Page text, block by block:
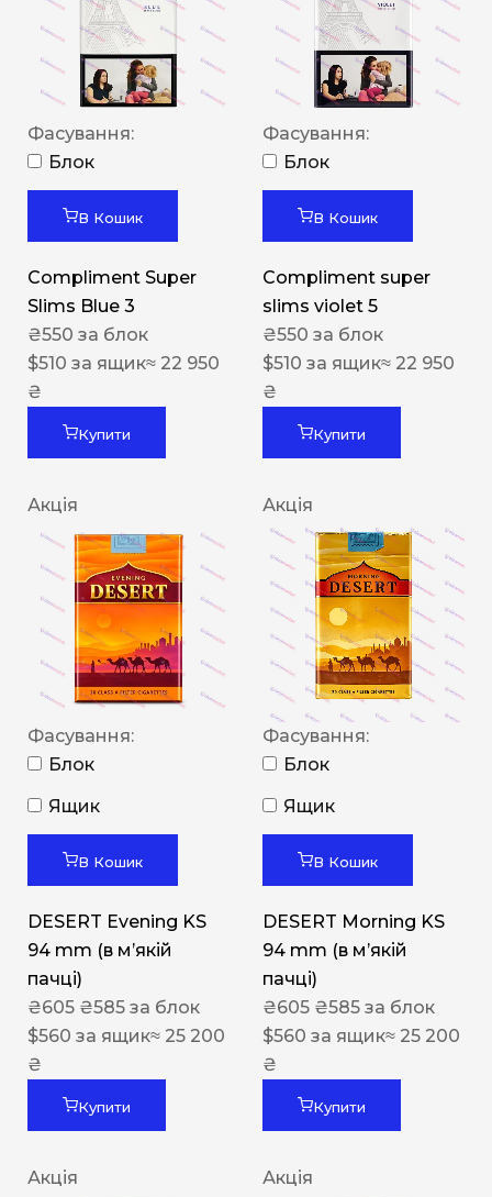
Фасування:
Блок
В Кошик
Compliment Super
Slims Blue 3
₴550 за блок
$510 за ящик≈ 22 950
₴
Купити
Фасування:
Блок
В Кошик
Compliment super
slims violet 5
₴550 за блок
$510 за ящик≈ 22 950
₴
Купити
Акція
Фасування:
Блок
Ящик
В Кошик
DESERT Evening KS
94 mm (в мʼякій
пачці)
₴605 ₴585 за блок
$560 за ящик≈ 25 200
₴
Купити
Акція
Фасування:
Блок
Ящик
В Кошик
DESERT Morning KS
94 mm (в мʼякій
пачці)
₴605 ₴585 за блок
$560 за ящик≈ 25 200
₴
Купити
Акція Акція